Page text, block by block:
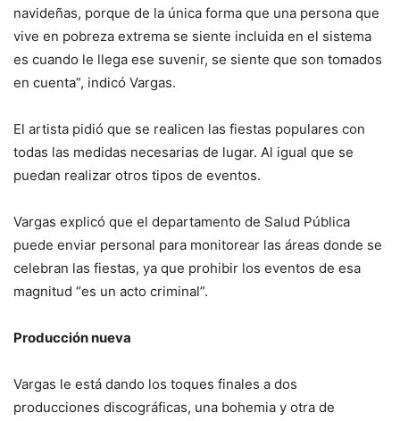
navideñas, porque de la única forma que una persona que
vive en pobreza extrema se siente incluida en el sistema
es cuando le llega ese suvenir, se siente que son tomados
en cuenta”, indicó Vargas.
El artista pidió que se realicen las fiestas populares con
todas las medidas necesarias de lugar. Al igual que se
puedan realizar otros tipos de eventos.
Vargas explicó que el departamento de Salud Pública
puede enviar personal para monitorear las áreas donde se
celebran las fiestas, ya que prohibir los eventos de esa
magnitud “es un acto criminal”.
Producción nueva
Vargas le está dando los toques finales a dos
producciones discográficas, una bohemia y otra de